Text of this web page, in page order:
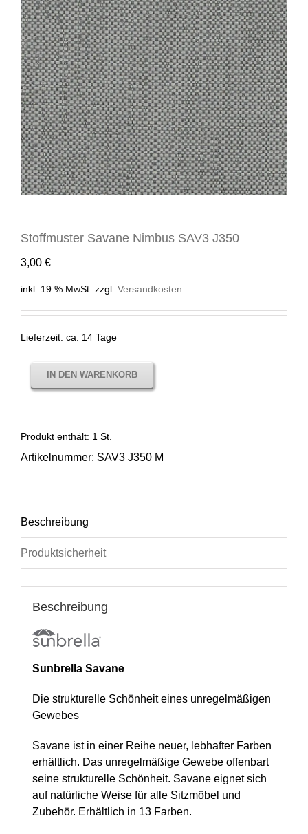
Stoffmuster Savane Nimbus SAV3 J350
3,00 €
inkl. 19 % MwSt. zzgl. Versandkosten
Lieferzeit: ca. 14 Tage
IN DEN WARENKORB
Produkt enthält: 1 St.
Artikelnummer: SAV3 J350 M
Beschreibung
Produktsicherheit
Beschreibung
Sunbrella Savane
Die strukturelle Schönheit eines unregelmäßigen
Gewebes
Savane ist in einer Reihe neuer, lebhafter Farben
erhältlich. Das unregelmäßige Gewebe offenbart
seine strukturelle Schönheit. Savane eignet sich
auf natürliche Weise für alle Sitzmöbel und
Zubehör. Erhältlich in 13 Farben.